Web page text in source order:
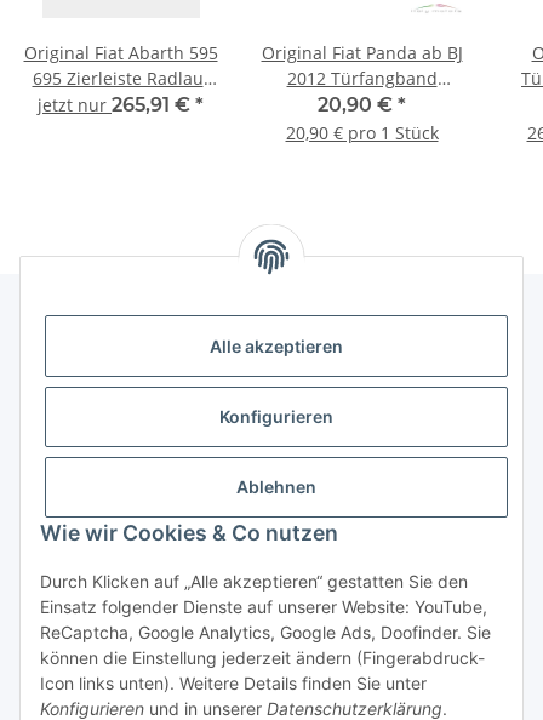
Alle akzeptieren
Konfigurieren
Ablehnen
Wie wir Cookies & Co nutzen
Durch Klicken auf „Alle akzeptieren“ gestatten Sie den
Einsatz folgender Dienste auf unserer Website: YouTube,
ReCaptcha, Google Analytics, Google Ads, Doofinder. Sie
können die Einstellung jederzeit ändern (Fingerabdruck-
Icon links unten). Weitere Details finden Sie unter
Konfigurieren und in unserer Datenschutzerklärung.
Original Fiat Abarth 595
695 Zierleiste Radlauf
vorne links 735717470
jetzt nur 265,91 € *
Original Fiat Panda ab BJ
2012 Türfangband
hinten rechts links
51930307 52022104
20,90 € *
20,90 € pro 1 Stück
Widerrufsbutton
* Alle Preise inkl. gesetzlicher USt., zzgl.Versand